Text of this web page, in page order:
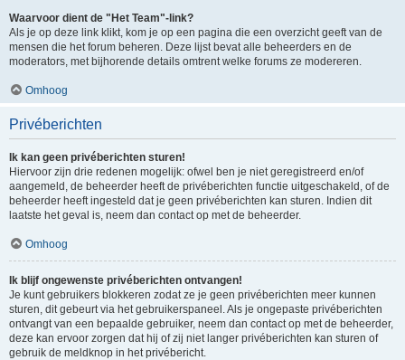
Waarvoor dient de "Het Team"-link?
Als je op deze link klikt, kom je op een pagina die een overzicht geeft van de
mensen die het forum beheren. Deze lijst bevat alle beheerders en de
moderators, met bijhorende details omtrent welke forums ze modereren.
Omhoog
Privéberichten
Ik kan geen privéberichten sturen!
Hiervoor zijn drie redenen mogelijk: ofwel ben je niet geregistreerd en/of
aangemeld, de beheerder heeft de privéberichten functie uitgeschakeld, of de
beheerder heeft ingesteld dat je geen privéberichten kan sturen. Indien dit
laatste het geval is, neem dan contact op met de beheerder.
Omhoog
Ik blijf ongewenste privéberichten ontvangen!
Je kunt gebruikers blokkeren zodat ze je geen privéberichten meer kunnen
sturen, dit gebeurt via het gebruikerspaneel. Als je ongepaste privéberichten
ontvangt van een bepaalde gebruiker, neem dan contact op met de beheerder,
deze kan ervoor zorgen dat hij of zij niet langer privéberichten kan sturen of
gebruik de meldknop in het privébericht.